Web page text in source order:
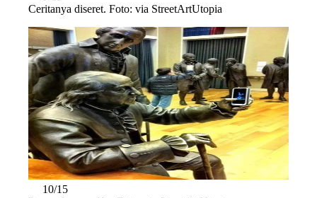
Ceritanya diseret. Foto: via StreetArtUtopia
10/15